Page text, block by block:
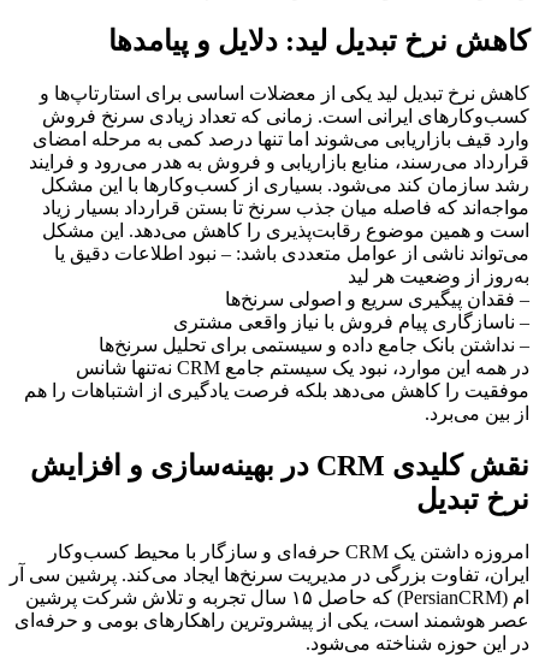
کاهش نرخ تبدیل لید: دلایل و پیامدها
کاهش نرخ تبدیل لید یکی از معضلات اساسی برای استارتاپ‌ها و
کسب‌وکارهای ایرانی است. زمانی که تعداد زیادی سرنخ فروش
وارد قیف بازاریابی می‌شوند اما تنها درصد کمی به مرحله امضای
قرارداد می‌رسند، منابع بازاریابی و فروش به هدر می‌رود و فرایند
رشد سازمان کند می‌شود. بسیاری از کسب‌وکارها با این مشکل
مواجه‌اند که فاصله میان جذب سرنخ تا بستن قرارداد بسیار زیاد
است و همین موضوع رقابت‌پذیری را کاهش می‌دهد. این مشکل
می‌تواند ناشی از عوامل متعددی باشد: – نبود اطلاعات دقیق یا
به‌روز از وضعیت هر لید
– فقدان پیگیری سریع و اصولی سرنخ‌ها
– ناسازگاری پیام فروش با نیاز واقعی مشتری
– نداشتن بانک جامع داده و سیستمی برای تحلیل سرنخ‌ها
در همه این موارد، نبود یک سیستم جامع CRM نه‌تنها شانس
موفقیت را کاهش می‌دهد بلکه فرصت یادگیری از اشتباهات را هم
از بین می‌برد.
نقش کلیدی CRM در بهینه‌سازی و افزایش
نرخ تبدیل
امروزه داشتن یک CRM حرفه‌ای و سازگار با محیط کسب‌وکار
ایران، تفاوت بزرگی در مدیریت سرنخ‌ها ایجاد می‌کند. پرشین سی آر
ام (PersianCRM) که حاصل ۱۵ سال تجربه و تلاش شرکت پرشین
عصر هوشمند است، یکی از پیشروترین راهکارهای بومی و حرفه‌ای
در این حوزه شناخته می‌شود.